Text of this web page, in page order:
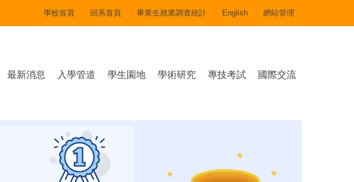
最新消息 入學管道 學生園地 學術研究 專技考試 國際交流
學校首頁 回系首頁 畢業生就業調查統計 English 網站管理